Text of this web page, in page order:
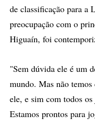
de classificação para a
preocupação com o
Higuaín, foi
"Sem dúvida ele é um
mundo. Mas não temos
ele, e sim com todos
Estamos prontos para